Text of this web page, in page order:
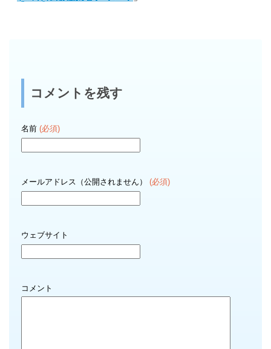
コメントを残す
名前 (必須)
メールアドレス（公開されません） (必須)
ウェブサイト
コメント